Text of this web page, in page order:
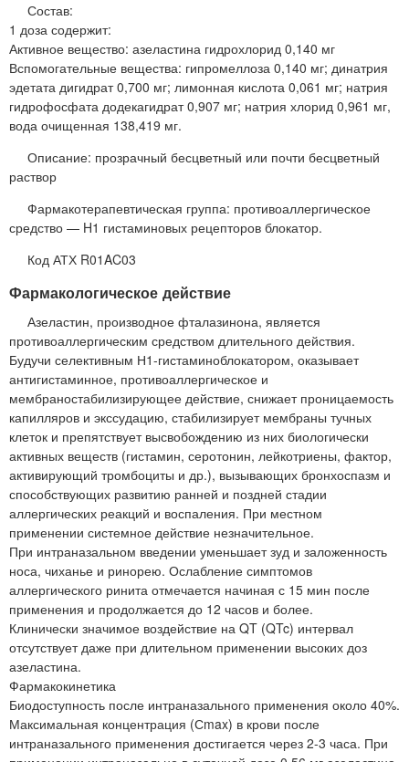
Состав:
1 доза содержит:
Активное вещество: азеластина гидрохлорид 0,140 мг
Вспомогательные вещества: гипромеллоза 0,140 мг; динатрия
эдетата дигидрат 0,700 мг; лимонная кислота 0,061 мг; натрия
гидрофосфата додекагидрат 0,907 мг; натрия хлорид 0,961 мг,
вода очищенная 138,419 мг.
Описание: прозрачный бесцветный или почти бесцветный
раствор
Фармакотерапевтическая группа: противоаллергическое
средство — H1 гистаминовых рецепторов блокатор.
Код АТХ R01AC03
Фармакологическое действие
Азеластин, производное фталазинона, является
противоаллергическим средством длительного действия.
Будучи селективным Н1-гистаминоблокатором, оказывает
антигистаминное, противоаллергическое и
мембраностабилизирующее действие, снижает проницаемость
капилляров и экссудацию, стабилизирует мембраны тучных
клеток и препятствует высвобождению из них биологически
активных веществ (гистамин, серотонин, лейкотриены, фактор,
активирующий тромбоциты и др.), вызывающих бронхоспазм и
способствующих развитию ранней и поздней стадии
аллергических реакций и воспаления. При местном
применении системное действие незначительное.
При интраназальном введении уменьшает зуд и заложенность
носа, чиханье и ринорею. Ослабление симптомов
аллергического ринита отмечается начиная с 15 мин после
применения и продолжается до 12 часов и более.
Клинически значимое воздействие на QT (QTc) интервал
отсутствует даже при длительном применении высоких доз
азеластина.
Фармакокинетика
Биодоступность после интраназального применения около 40%.
Максимальная концентрация (Сmax) в крови после
интраназального применения достигается через 2-3 часа. При